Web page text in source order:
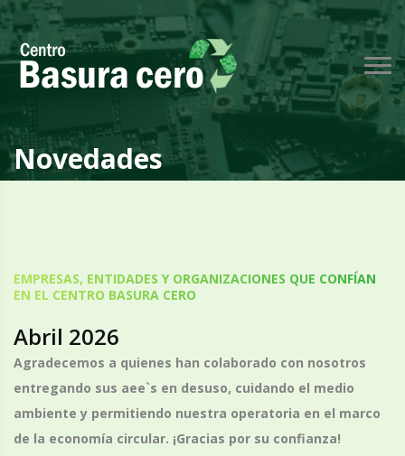
Novedades
EMPRESAS, ENTIDADES Y ORGANIZACIONES QUE CONFÍAN
EN EL CENTRO BASURA CERO
Abril 2026
Agradecemos a quienes han colaborado con nosotros
entregando sus aee`s en desuso, cuidando el medio
ambiente y permitiendo nuestra operatoria en el marco
de la economía circular. ¡Gracias por su confianza!